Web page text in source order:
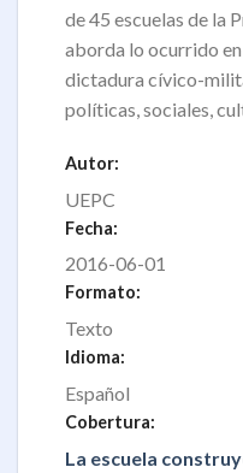
de 45 escuelas de la
aborda lo ocurrido
dictadura cívico-
políticas, sociales,
Autor:
UEPC
Fecha:
2016-06-01
Formato:
Texto
Idioma:
Español
Cobertura:
La escuela